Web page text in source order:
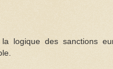
logique des sanctions